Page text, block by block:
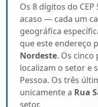
Os 8 dígitos do
acaso — cada um
geográfica
que este endereço
Nordeste. Os
localizam o setor e
Pessoa. Os três
unicamente a Rua
setor.